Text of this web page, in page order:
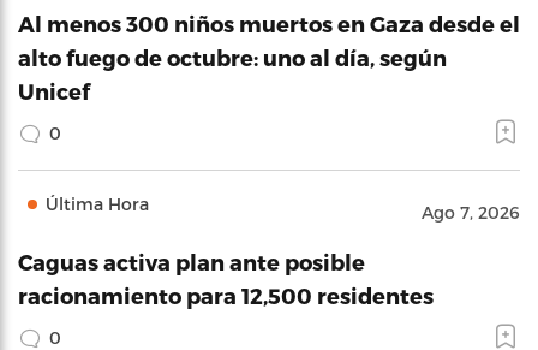
Al menos 300 niños muertos en Gaza desde el
alto fuego de octubre: uno al día, según
Unicef
0
Última Hora Ago 7, 2026
Caguas activa plan ante posible
racionamiento para 12,500 residentes
0